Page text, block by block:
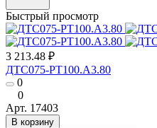
Быстрый просмотр
3 213.48 ₽
ДТС075-РТ100.А3.80
0
0
Арт. 17403
В корзину